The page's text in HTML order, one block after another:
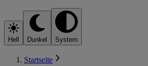
Hell Dunkel System
Startseite